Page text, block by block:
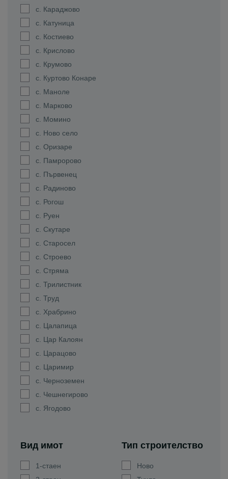
с. Караджово
с. Катуница
с. Костиево
с. Крислово
с. Крумово
с. Куртово Конаре
с. Маноле
с. Марково
с. Момино
с. Ново село
с. Оризаре
с. Памророво
с. Първенец
с. Радиново
с. Рогош
с. Руен
с. Скутаре
с. Старосел
с. Строево
с. Стряма
с. Трилистник
с. Труд
с. Храбрино
с. Цалапица
с. Цар Калоян
с. Царацово
с. Царимир
с. Черноземен
с. Чешнегирово
с. Ягодово
Вид имот
1-стаен
Тип строителство
Ново